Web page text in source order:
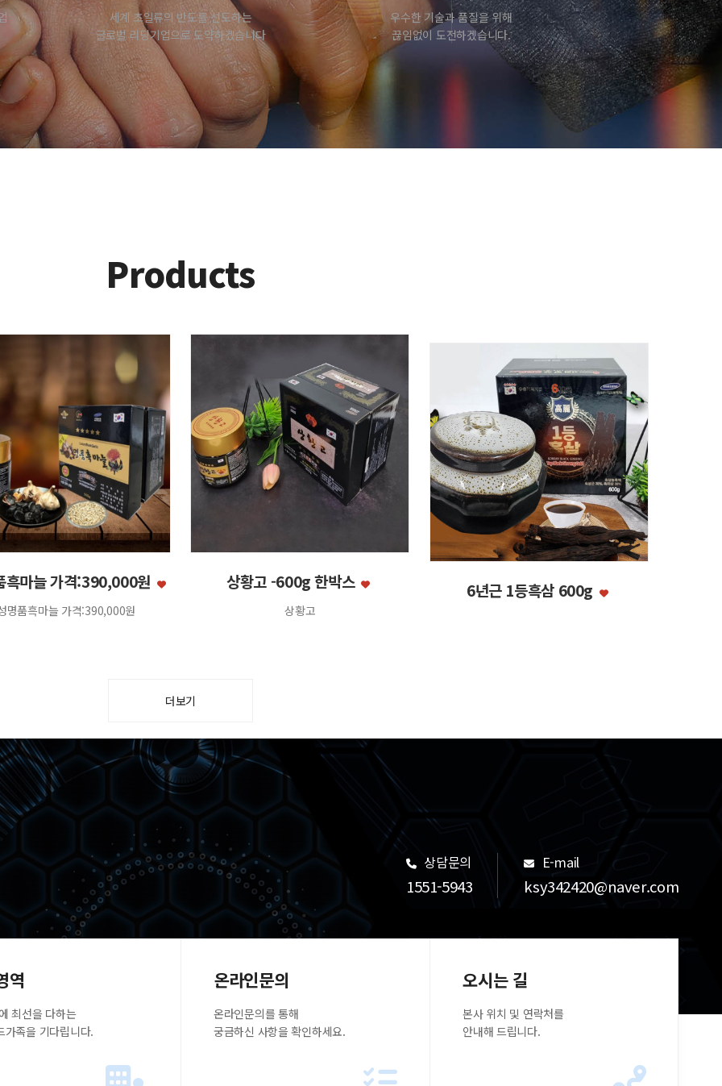
세계 초일류의 반도를 선도하는
글로벌 리딩기업으로 도약하겠습니다
우수한 기술과 품질을 위해
끊임없이 도전하겠습니다.
Products
흑마늘 가격:390,000원
명품흑마늘 가격:390,000원
상황고 -600g 한박스
상황고
6년근 1등흑삼 600g
더보기
상담문의
1551-5943
E-mail
ksy342420@naver.com
역
최선을 다하는
가족을 기다립니다.
온라인문의
온라인문의를 통해
궁금하신 사항을 확인하세요.
오시는 길
본사 위치 및 연락처를
안내해 드립니다.